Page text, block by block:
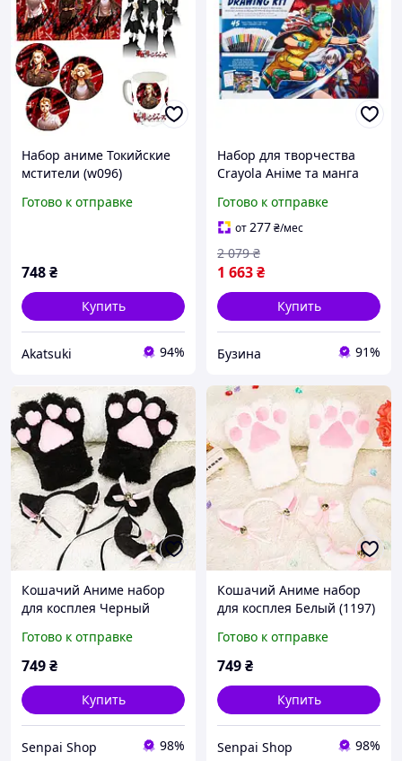
Набор аниме Токийские
мстители (w096)
Готово к отправке
748₴
Купить
Akatsuki 94%
Набор для творчества
Crayola Аніме та манга
2938 buzyna
Готово к отправке
от277₴/мес
1 663₴
2 079 ₴
Купить
Бузина 91%
Кошачий Аниме набор
для косплея Черный
Готово к отправке
749₴
Купить
Senpai Shop 98%
Кошачий Аниме набор
для косплея Белый (1197)
Готово к отправке
749₴
Купить
Senpai Shop 98%